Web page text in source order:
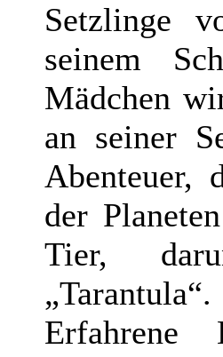
Setzlinge
seinem
Mädchen
an seiner
Abenteuer,
der
Tier,
„Tarantula“.